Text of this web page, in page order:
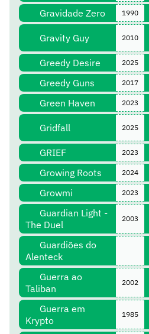
Gravidade Zero 1990
Gravity Guy 2010
Greedy Desire 2025
Greedy Guns 2017
Green Haven 2023
Gridfall 2025
GRIEF 2023
Growing Roots 2024
Growmi 2023
Guardian Light -
The Duel
2003
Guardiões do
Alenteck
Guerra ao
Taliban
2002
Guerra em
Krypto
1985